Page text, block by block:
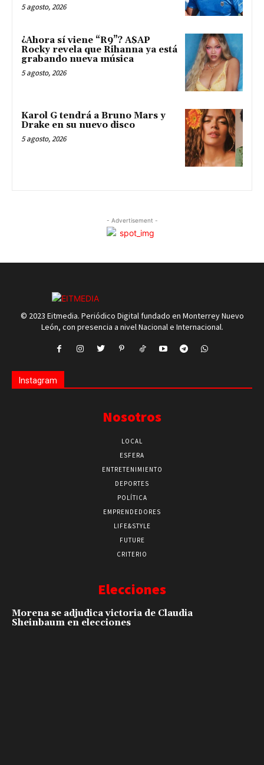
5 agosto, 2026
¿Ahora sí viene “R9”? A$AP
Rocky revela que Rihanna ya está
grabando nueva música
5 agosto, 2026
Karol G tendrá a Bruno Mars y
Drake en su nuevo disco
5 agosto, 2026
- Advertisement -
© 2023 Eitmedia. Periódico Digital fundado en Monterrey Nuevo
León, con presencia a nivel Nacional e Internacional.
Instagram
Nosotros
LOCAL
ESFERA
ENTRETENIMIENTO
DEPORTES
POLÍTICA
EMPRENDEDORES
LIFE&STYLE
FUTURE
CRITERIO
Elecciones
Morena se adjudica victoria de Claudia
Sheinbaum en elecciones